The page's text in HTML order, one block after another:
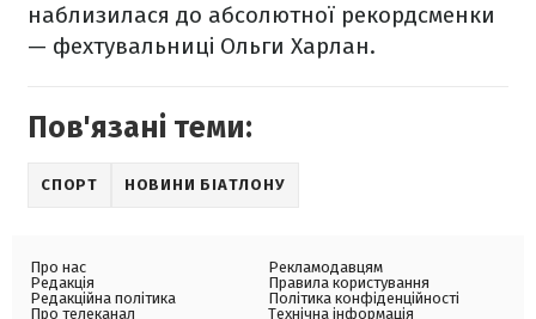
наблизилася до абсолютної рекордсменки
— фехтувальниці Ольги Харлан.
Пов'язані теми:
СПОРТ НОВИНИ БІАТЛОНУ
Про нас
Редакція
Редакційна політика
Про телеканал
Рекламодавцям
Правила користування
Політика конфіденційності
Технічна інформація